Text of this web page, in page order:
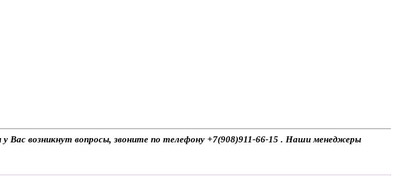
Вас возникнут вопросы, звоните по телефону +7(908)911-66-15 . Наши менеджеры